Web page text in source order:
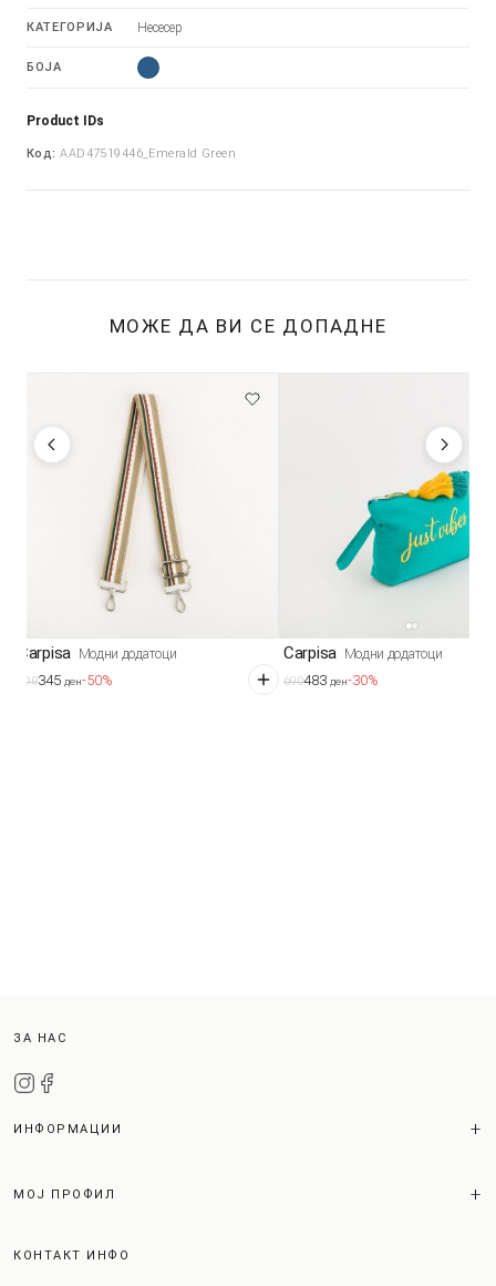
КАТЕГОРИЈА Несесер
БОЈА
Product IDs
Код: AAD47519446_Emerald Green
МОЖЕ ДА ВИ СЕ ДОПАДНЕ
Carpisa Модни додатоци
690345 ден-50%
Carpisa Модни додатоци
690483 ден-30%
ЗА НАС
ИНФОРМАЦИИ
МОЈ ПРОФИЛ
КОНТАКТ ИНФО